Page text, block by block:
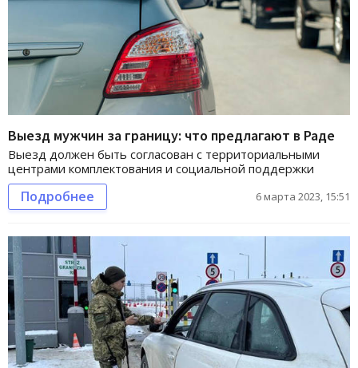
Выезд мужчин за границу: что предлагают в Раде
Выезд должен быть согласован с территориальными
центрами комплектования и социальной поддержки
Подробнее 6 марта 2023, 15:51